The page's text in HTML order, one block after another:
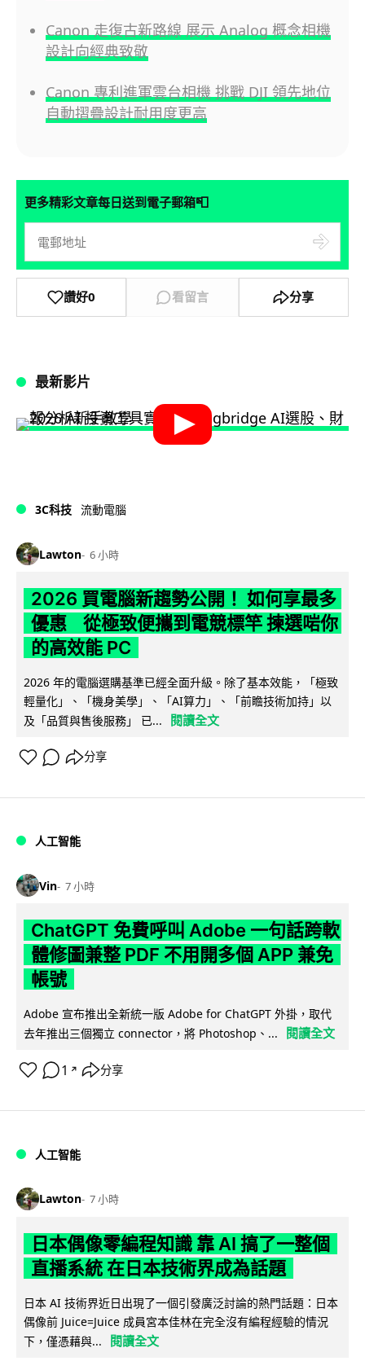
Canon 走復古新路線 展示 Analog 概念相機
設計向經典致敬
Canon 專利進軍雲台相機 挑戰 DJI 領先地位
自動摺疊設計耐用度更高
更多精彩文章每日送到電子郵箱📮
讚好0 看留言 分享
最新影片
3C科技 流動電腦
Lawton 6 小時
2026 買電腦新趨勢公開！ 如何享最多
優惠 從極致便攜到電競標竿 揀選啱你
的高效能 PC
2026 年的電腦選購基準已經全面升級。除了基本效能，「極致
輕量化」、「機身美學」、「AI算力」、「前瞻技術加持」以
及「品質與售後服務」 已...
閱讀全文
分享
人工智能
Vin 7 小時
ChatGPT 免費呼叫 Adobe 一句話跨軟
體修圖兼整 PDF 不用開多個 APP 兼免
帳號
Adobe 宣布推出全新統一版 Adobe for ChatGPT 外掛，取代
去年推出三個獨立 connector，將 Photoshop、...
閱讀全文
1 ↗ 分享
人工智能
Lawton 7 小時
日本偶像零編程知識 靠 AI 搞了一整個
直播系統 在日本技術界成為話題
日本 AI 技術界近日出現了一個引發廣泛討論的熱門話題：日本
偶像前 Juice=Juice 成員宮本佳林在完全沒有編程經驗的情況
下，僅憑藉與...
閱讀全文